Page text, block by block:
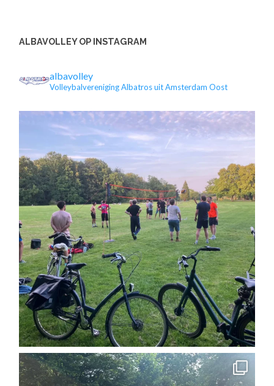
ALBAVOLLEY OP INSTAGRAM
albavolley
Volleybalvereniging Albatros uit Amsterdam Oost